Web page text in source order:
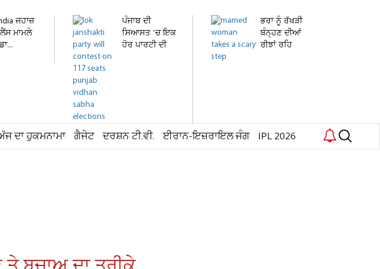
ਜਹਾਜ਼
ਮਾਮਲੇ
ਪੰਜਾਬ ਦੀ
ਸਿਆਸਤ 'ਚ ਇਕ
ਹੋਰ ਪਾਰਟੀ ਦੀ
ਭਰਾ ਨੂੰ ਰੱਖੜੀ
ਬੰਨ੍ਹਣ ਦੀਆਂ
ਰੀਝਾਂ ਰਹਿ
ਦਾ ਹੁਕਮਨਾਮਾ ਗੈਜੇਟ ਦਰਸ਼ਨ ਟੀ.ਵੀ. ਈਰਾਨ-ਇਜ਼ਰਾਇਲ ਜੰਗ IPL 2026